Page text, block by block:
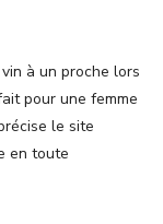
à un proche lors
pour une femme
le site
en toute